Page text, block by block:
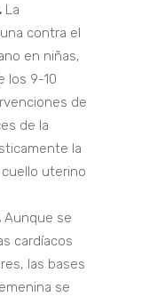
La
contra el
en niñas,
los 9-10
de
de la
la
uterino
Aunque se
cardíacos
las bases
se